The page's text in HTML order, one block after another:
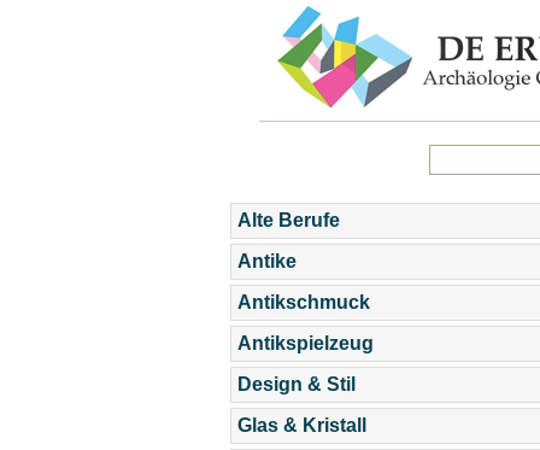
Alte Berufe
Antike
Antikschmuck
Antikspielzeug
Design & Stil
Glas & Kristall